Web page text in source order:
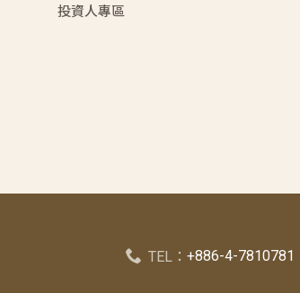
投資人專區
TEL： +886-4-7810781